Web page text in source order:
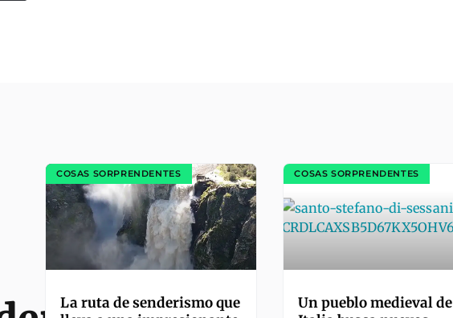
COSAS SORPRENDENTES
La ruta de senderismo que
COSAS SORPRENDENTES
Un pueblo medieval de